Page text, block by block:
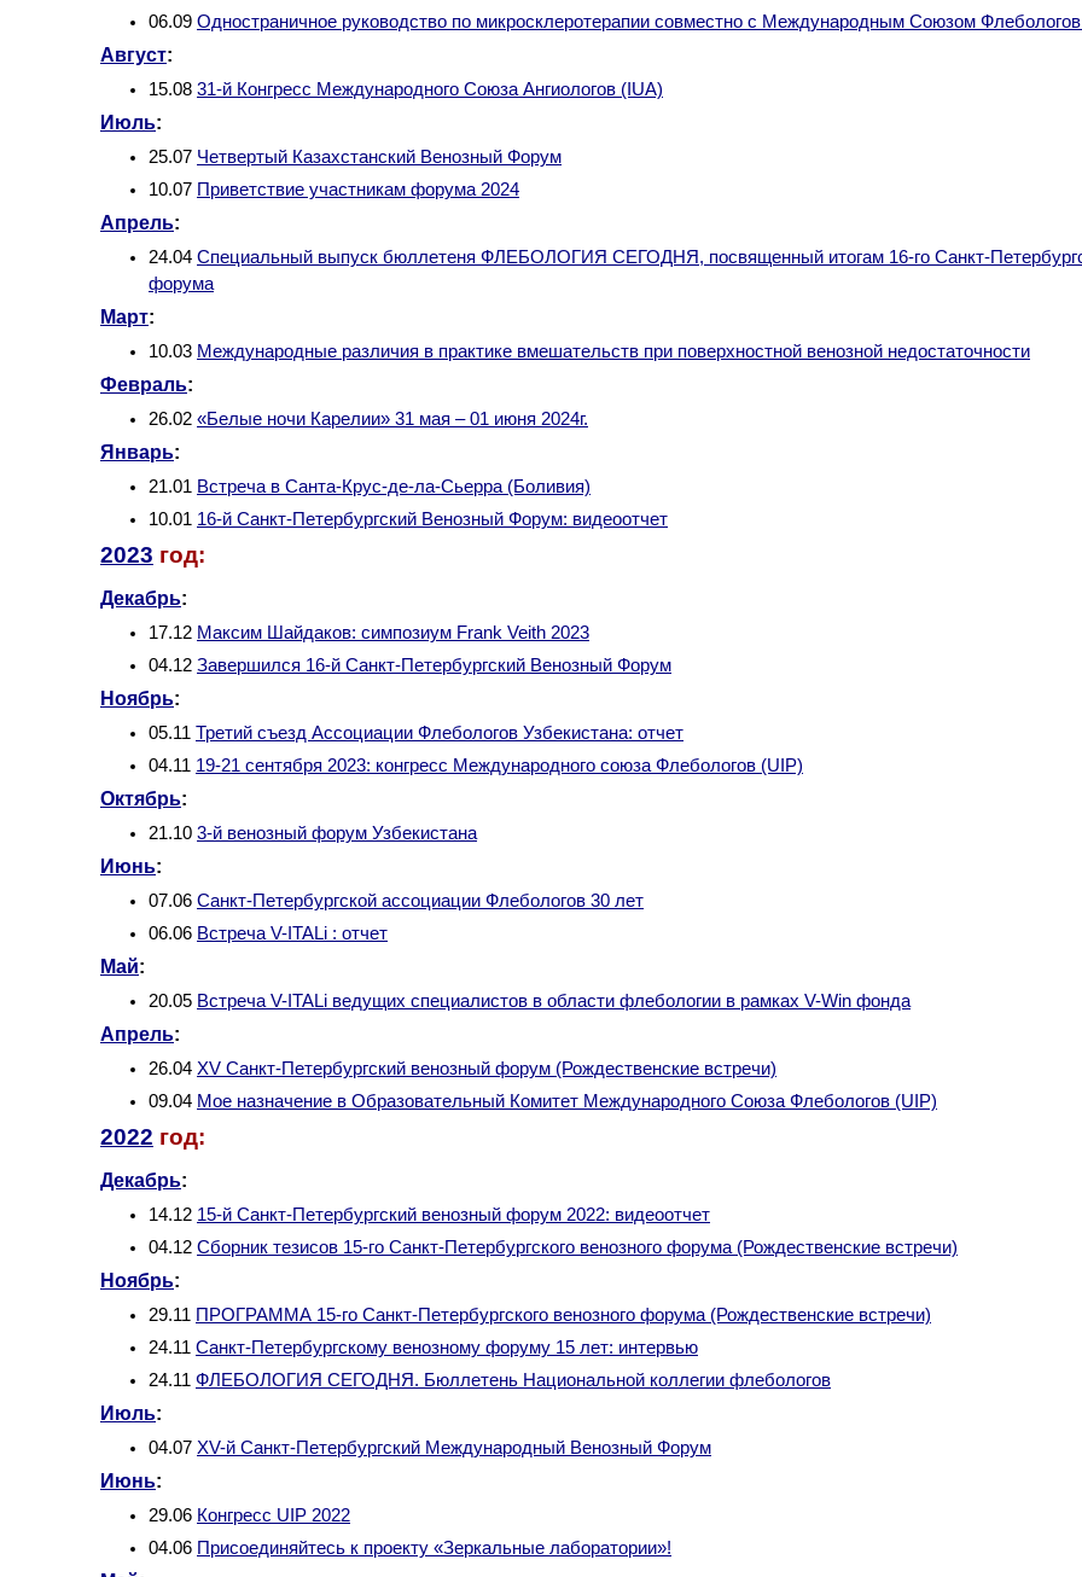
06.09 Одностраничное руководство по микросклеротерапии совместно с Международным Союзом
Август:
15.08 31-й Конгресс Международного Союза Ангиологов (IUA)
Июль:
25.07 Четвертый Казахстанский Венозный Форум
10.07 Приветствие участникам форума 2024
Апрель:
24.04 Специальный выпуск бюллетеня ФЛЕБОЛОГИЯ СЕГОДНЯ, посвященный итогам 16-го Санкт-
форума
Март:
10.03 Международные различия в практике вмешательств при поверхностной венозной недостаточности
Февраль:
26.02 «Белые ночи Карелии» 31 мая – 01 июня 2024г.
Январь:
21.01 Встреча в Санта-Крус-де-ла-Сьерра (Боливия)
10.01 16-й Санкт-Петербургский Венозный Форум: видеоотчет
2023 год:
Декабрь:
17.12 Максим Шайдаков: симпозиум Frank Veith 2023
04.12 Завершился 16-й Санкт-Петербургский Венозный Форум
Ноябрь:
05.11 Третий съезд Ассоциации Флебологов Узбекистана: отчет
04.11 19-21 сентября 2023: конгресс Международного союза Флебологов (UIP)
Октябрь:
21.10 3-й венозный форум Узбекистана
Июнь:
07.06 Санкт-Петербургской ассоциации Флебологов 30 лет
06.06 Встреча V-ITALi : отчет
Май:
20.05 Встреча V-ITALi ведущих специалистов в области флебологии в рамках V-Win фонда
Апрель:
26.04 XV Санкт-Петербургский венозный форум (Рождественские встречи)
09.04 Мое назначение в Образовательный Комитет Международного Союза Флебологов (UIP)
2022 год:
Декабрь:
14.12 15-й Санкт-Петербургский венозный форум 2022: видеоотчет
04.12 Сборник тезисов 15-го Санкт-Петербургского венозного форума (Рождественские встречи)
Ноябрь:
29.11 ПРОГРАММА 15-го Санкт-Петербургского венозного форума (Рождественские встречи)
24.11 Санкт-Петербургскому венозному форуму 15 лет: интервью
24.11 ФЛЕБОЛОГИЯ СЕГОДНЯ. Бюллетень Национальной коллегии флебологов
Июль:
04.07 XV-й Санкт-Петербургский Международный Венозный Форум
Июнь:
29.06 Конгресс UIP 2022
04.06 Присоединяйтесь к проекту «Зеркальные лаборатории»!